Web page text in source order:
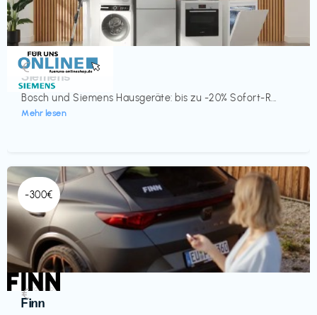
Küche & Haushalt
Siemens
Bosch und Siemens Hausgeräte: bis zu -20% Sofort-R...
Mehr lesen
€‎
-300€
Automobil
Finn
€‎